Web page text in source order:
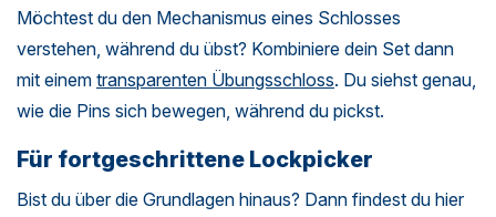
Möchtest du den Mechanismus eines Schlosses
verstehen, während du übst? Kombiniere dein Set dann
mit einem transparenten Übungsschloss. Du siehst genau,
wie die Pins sich bewegen, während du pickst.
Für fortgeschrittene Lockpicker
Bist du über die Grundlagen hinaus? Dann findest du hier